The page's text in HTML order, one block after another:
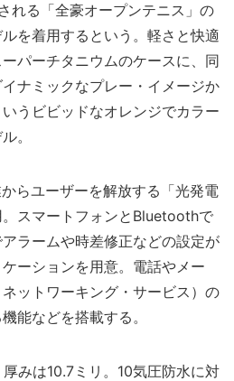
れる「全豪オープンテニス」の
を着用するという。軽さと快適
パーチタニウムのケースに、同
ナミックなプレー・イメージか
うビビッドなオレンジでカラー
。
らユーザーを解放する「光発電
スマートフォンとBluetoothで
ラームや時差修正などの設定が
ーションを用意。電話やメー
ットワーキング・サービス）の
能などを搭載する。
みは10.7ミリ。10気圧防水に対